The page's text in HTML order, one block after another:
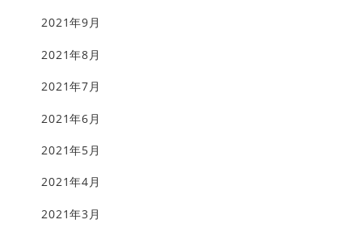
2021年9月
2021年8月
2021年7月
2021年6月
2021年5月
2021年4月
2021年3月